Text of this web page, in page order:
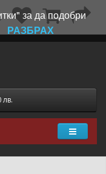
лв.
за да подобри
РАЗБРАХ